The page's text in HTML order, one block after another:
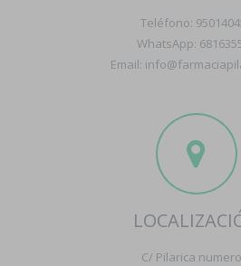
Teléfono:
WhatsApp:
Email:
C/ Pilarica